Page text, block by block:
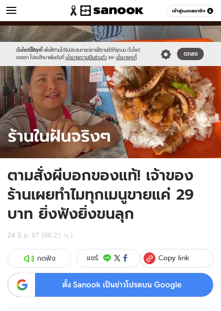
เข้าสู่ระบบสมาชิก
ข่าว หมวดอื่นๆ
เว็บไซต์นี้ใช้คุกกี้ เพื่อให้ท่านได้รับประสบการณ์การใช้งานที่ดีที่สุดบน เว็บไซต์
ของเรา โปรดศึกษาเพิ่มเติมที่ นโยบายความเป็นส่วนตัว และ นโยบายคุกกี้
ตกลง
Sanook
//s.isanook.com/sr/0/images/logo-
new-
sanook.png
600
60
//s.isanook.com/ns/0/ud/1892/9460898/
ตามสั่งผีบอกของแท้! เจ้าของ
ร้านเผยทำไมทุกเมนูขายแค่ 29
บาท ยิ่งฟังยิ่งขนลุก
24 มิ.ย. 67 (06:21 น.)
กดฟัง แชร์ Copy link
ตั้ง Sanook เป็นข่าวโปรดบน Google